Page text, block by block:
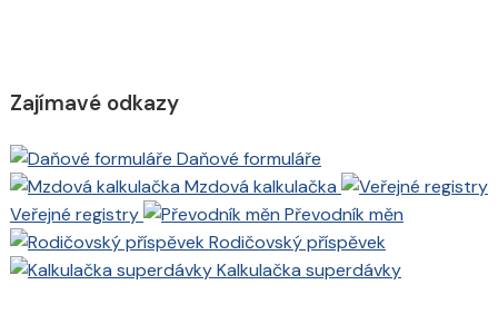
Zajímavé odkazy
Daňové formuláře
Mzdová kalkulačka
Veřejné registry
Převodník měn
Rodičovský příspěvek
Kalkulačka superdávky